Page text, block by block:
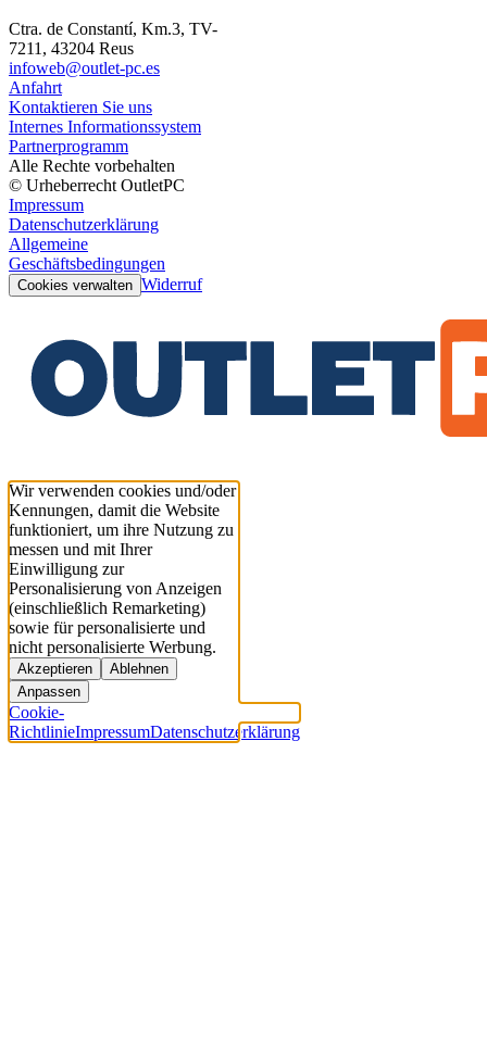
Ctra. de Constantí, Km.3, TV-
7211, 43204 Reus
infoweb@outlet-pc.es
Anfahrt
Kontaktieren Sie uns
Internes Informationssystem
Partnerprogramm
Alle Rechte vorbehalten
© Urheberrecht OutletPC
Impressum
Datenschutzerklärung
Allgemeine
Geschäftsbedingungen
Cookies verwalten Widerruf
Wir verwenden cookies und/oder
Kennungen, damit die Website
funktioniert, um ihre Nutzung zu
messen und mit Ihrer
Einwilligung zur
Personalisierung von Anzeigen
(einschließlich Remarketing)
sowie für personalisierte und
nicht personalisierte Werbung.
Akzeptieren
Ablehnen
Anpassen
Cookie-
RichtlinieImpressumDatenschutzerklärung